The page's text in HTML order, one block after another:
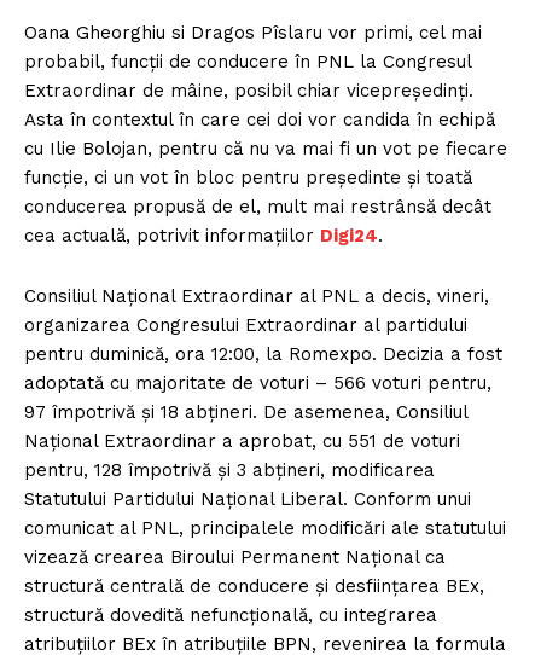
Oana Gheorghiu si Dragos Pîslaru vor primi, cel mai
probabil, funcții de conducere în PNL la Congresul
Extraordinar de mâine, posibil chiar vicepreședinți.
Asta în contextul în care cei doi vor candida în echipă
cu Ilie Bolojan, pentru că nu va mai fi un vot pe fiecare
funcție, ci un vot în bloc pentru președinte și toată
conducerea propusă de el, mult mai restrânsă decât
cea actuală, potrivit informațiilor Digi24.
Consiliul Naţional Extraordinar al PNL a decis, vineri,
organizarea Congresului Extraordinar al partidului
pentru duminică, ora 12:00, la Romexpo. Decizia a fost
adoptată cu majoritate de voturi – 566 voturi pentru,
97 împotrivă şi 18 abţineri. De asemenea, Consiliul
Naţional Extraordinar a aprobat, cu 551 de voturi
pentru, 128 împotrivă şi 3 abţineri, modificarea
Statutului Partidului Naţional Liberal. Conform unui
comunicat al PNL, principalele modificări ale statutului
vizează crearea Biroului Permanent Naţional ca
structură centrală de conducere şi desfiinţarea BEx,
structură dovedită nefuncţională, cu integrarea
atribuţiilor BEx în atribuţiile BPN, revenirea la formula